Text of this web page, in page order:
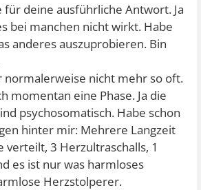
für deine ausführliche Antwort. Ja
bei manchen nicht wirkt. Habe
anderes auszuprobieren. Bin
normalerweise nicht mehr so oft.
momentan eine Phase. Ja die
psychosomatisch. Habe schon
hinter mir: Mehrere Langzeit
verteilt, 3 Herzultraschalls, 1
es ist nur was harmloses
Herzstolperer.